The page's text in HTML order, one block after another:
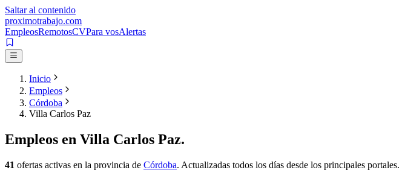
Saltar al contenido
proximotrabajo.com
EmpleosRemotosCVPara vosAlertas
Inicio
Empleos
Córdoba
Villa Carlos Paz
Empleos en Villa Carlos Paz.
41 ofertas activas en la provincia de Córdoba. Actualizadas todos los días desde los principales portales.